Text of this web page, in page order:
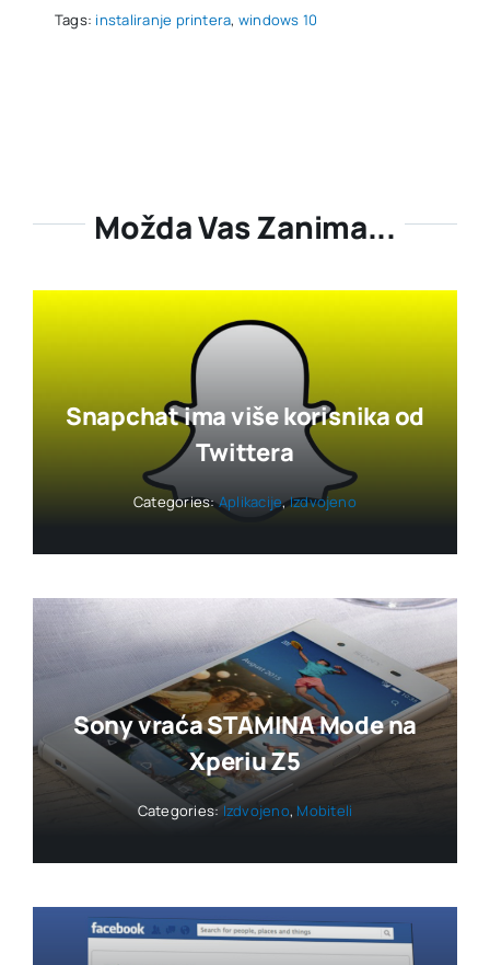
Tags: instaliranje printera, windows 10
Možda Vas Zanima...
Snapchat ima više korisnika od
Twittera
Categories:Aplikacije,Izdvojeno
Sony vraća STAMINA Mode na
Xperiu Z5
Categories:Izdvojeno, Mobiteli